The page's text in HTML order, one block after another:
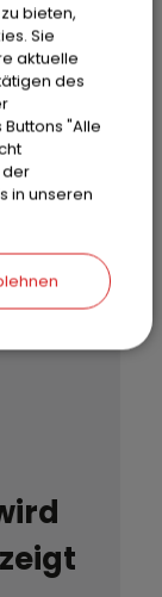
bieten,
Sie
aktuelle
des
"Alle
der
in unseren